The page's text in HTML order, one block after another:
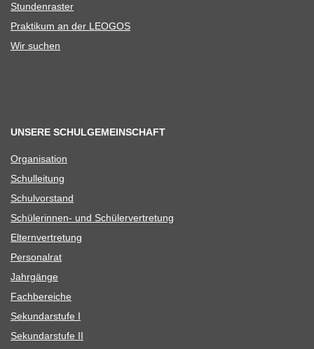
Stun­den­ras­ter
Prak­ti­kum an der LEOGOS
Wir suchen
UNSERE SCHULGEMEINSCHAFT
Orga­ni­sa­tion
Schul­lei­tung
Schul­vor­stand
Schü­le­rin­nen- und Schülervertretung
Eltern­ver­tre­tung
Per­so­nal­rat
Jahr­gänge
Fach­be­rei­che
Sekun­dar­stufe I
Sekun­dar­stufe II